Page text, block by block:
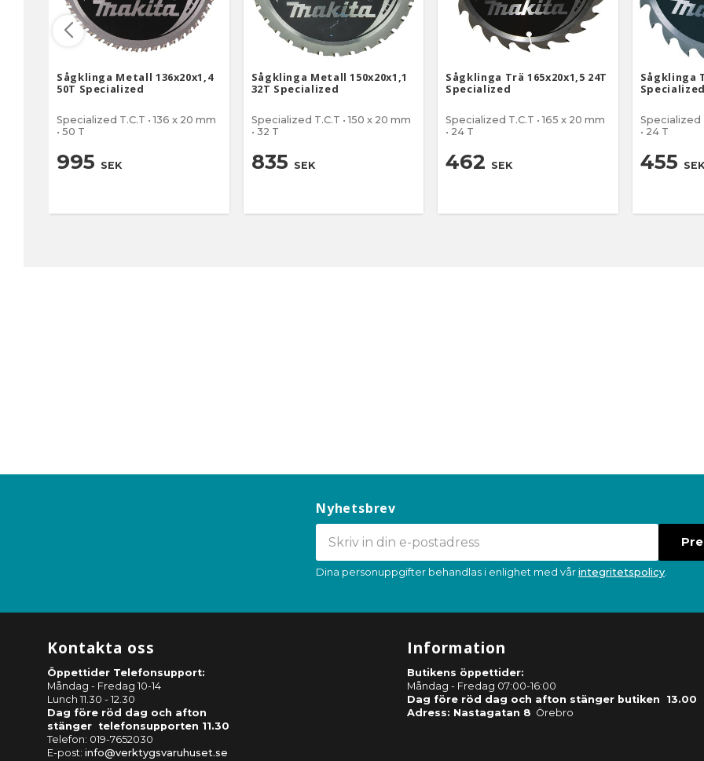
Sågklinga Metall 136x20x1,4
50T Specialized
Specialized T.C.T • 136 x 20 mm
• 50 T
995 SEK
Sågklinga Metall 150x20x1,1
32T Specialized
Specialized T.C.T • 150 x 20 mm
• 32 T
835 SEK
Sågklinga Trä 165x20x1,5 24T
Specialized
Specialized T.C.T • 165 x 20 mm
• 24 T
462 SEK
Sågklinga
Specialized
Specialized
• 24 T
455 SEK
Nyhetsbrev
Dina personuppgifter behandlas i enlighet med vår integritetspolicy.
Kontakta oss
Öppettider Telefonsupport:
Måndag - Fredag 10-14
Lunch 11.30 - 12.30
Dag före röd dag och afton
stänger telefonsupporten 11.30
Telefon: 019-7652030
E-post: info@verktygsvaruhuset.se
Information
Butikens öppettider:
Måndag - Fredag 07:00-16:00
Dag före röd dag och afton stänger butiken 13.00
Adress: Nastagatan 8 Örebro